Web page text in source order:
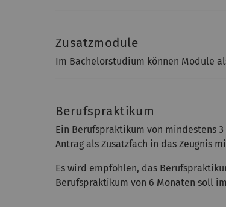
Zusatzmodule
Im Bachelorstudium können Module
Berufspraktikum
Ein Berufspraktikum von mindestens
Antrag als Zusatzfach in das Zeugnis
Es wird empfohlen, das
Berufspraktikum von 6 Monaten soll